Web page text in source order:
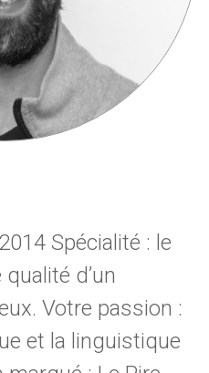
Spécialité : le
d’un
Votre passion :
et la linguistique